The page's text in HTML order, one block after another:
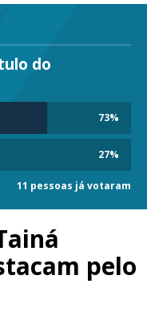
do
73%
27%
11 pessoas já votaram
pelo